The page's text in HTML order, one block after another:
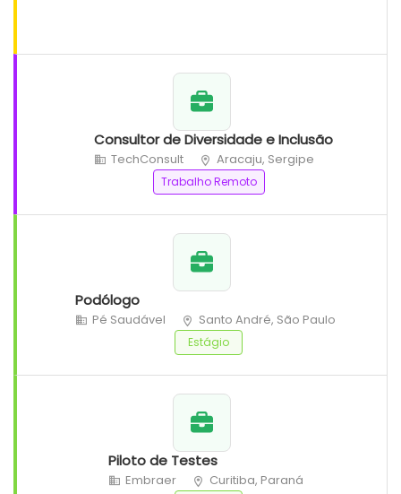
Consultor de Diversidade e Inclusão
TechConsult Aracaju, Sergipe
Trabalho Remoto
Podólogo
Pé Saudável Santo André, São Paulo
Estágio
Piloto de Testes
Embraer Curitiba, Paraná